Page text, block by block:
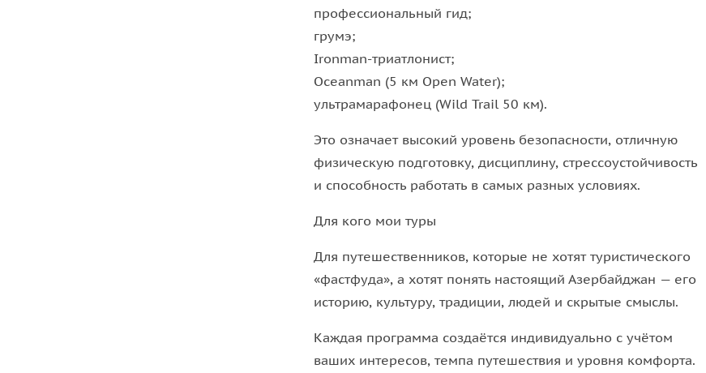
профессиональный гид;
грумэ;
Ironman-триатлонист;
Oceanman (5 км Open Water);
ультрамарафонец (Wild Trail 50 км).
Это означает высокий уровень безопасности, отличную
физическую подготовку, дисциплину, стрессоустойчивость
и способность работать в самых разных условиях.
Для кого мои туры
Для путешественников, которые не хотят туристического
«фастфуда», а хотят понять настоящий Азербайджан — его
историю, культуру, традиции, людей и скрытые смыслы.
Каждая программа создаётся индивидуально с учётом
ваших интересов, темпа путешествия и уровня комфорта.